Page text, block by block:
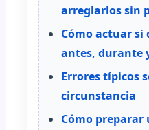
arreglarlos sin
Cómo actuar si
antes, durante
Errores típicos
circunstancia
Cómo preparar